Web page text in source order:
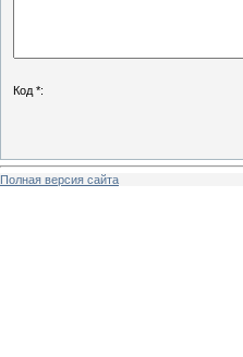
Код *:
Полная версия сайта